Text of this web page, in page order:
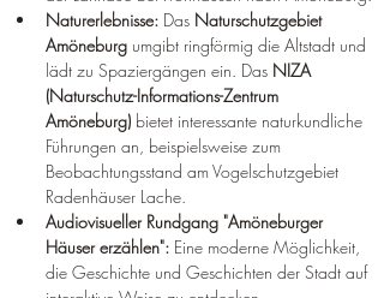
Naturerlebnisse: Das Naturschutzgebiet
Amöneburg umgibt ringförmig die Altstadt und
lädt zu Spaziergängen ein. Das NIZA
(Naturschutz-Informations-Zentrum
Amöneburg) bietet interessante naturkundliche
Führungen an, beispielsweise zum
Beobachtungsstand am Vogelschutzgebiet
Radenhäuser Lache.
Audiovisueller Rundgang "Amöneburger
Häuser erzählen": Eine moderne Möglichkeit,
die Geschichte und Geschichten der Stadt auf